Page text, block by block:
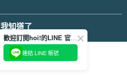
我知道了
歡迎訂閱hoi!的LINE 官方帳號
連結 LINE 帳號